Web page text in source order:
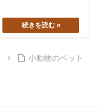
小動物のペット